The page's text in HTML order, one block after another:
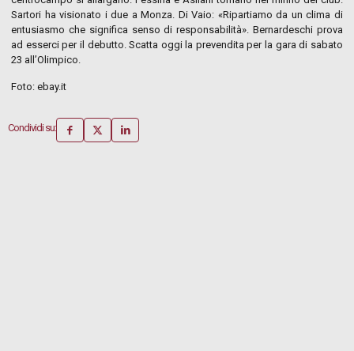
Sartori ha visionato i due a Monza. Di Vaio: «Ripartiamo da un clima di
entusiasmo che significa senso di responsabilità». Bernardeschi prova
ad esserci per il debutto. Scatta oggi la prevendita per la gara di sabato
23 all’Olimpico.
Foto: ebay.it
Condividi su: